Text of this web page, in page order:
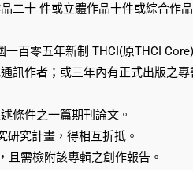
二十 件或立體作品十件或綜合作
百零五年新制 THCI(原THCI
訊作者；或三年內有正式出版之
條件之一篇期刊論文。
究計畫，得相互折抵。
且需檢附該專輯之創作報告。